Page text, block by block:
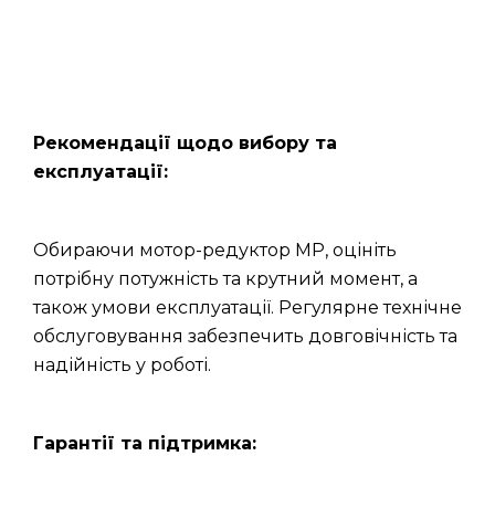
Рекомендації щодо вибору та
експлуатації:
Обираючи мотор-редуктор МР, оцініть
потрібну потужність та крутний момент, а
також умови експлуатації. Регулярне технічне
обслуговування забезпечить довговічність та
надійність у роботі.
Гарантії та підтримка: